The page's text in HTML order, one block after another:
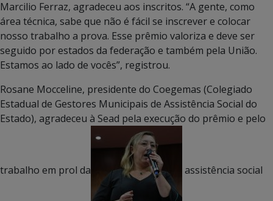
Marcilio Ferraz, agradeceu aos inscritos. “A gente, como
área técnica, sabe que não é fácil se inscrever e colocar
nosso trabalho a prova. Esse prêmio valoriza e deve ser
seguido por estados da federação e também pela União.
Estamos ao lado de vocês”, registrou.
Rosane Mocceline, presidente do Coegemas (Colegiado
Estadual de Gestores Municipais de Assistência Social do
Estado), agradeceu à Sead pela execução do prêmio e pelo
trabalho em prol da assistência social